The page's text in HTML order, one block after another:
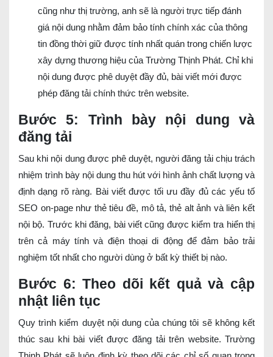
cũng như thị trường, anh sẽ là người trực tiếp đánh
giá nội dung nhằm đảm bảo tính chính xác của thông
tin đồng thời giữ được tính nhất quán trong chiến lược
xây dựng thương hiệu của Trường Thịnh Phát. Chỉ khi
nội dung được phê duyệt đầy đủ, bài viết mới được
phép đăng tải chính thức trên website.
Bước 5: Trình bày nội dung và
đăng tải
Sau khi nội dung được phê duyệt, người đăng tải chịu trách
nhiệm trình bày nội dung thu hút với hình ảnh chất lượng và
định dạng rõ ràng. Bài viết được tối ưu đầy đủ các yếu tố
SEO on-page như thẻ tiêu đề, mô tả, thẻ alt ảnh và liên kết
nội bộ. Trước khi đăng, bài viết cũng được kiểm tra hiển thị
trên cả máy tính và điện thoại di động để đảm bảo trải
nghiệm tốt nhất cho người dùng ở bất kỳ thiết bị nào.
Bước 6: Theo dõi kết quả và cập
nhật liên tục
Quy trình kiểm duyệt nội dung của chúng tôi sẽ không kết
thúc sau khi bài viết được đăng tải trên website. Trường